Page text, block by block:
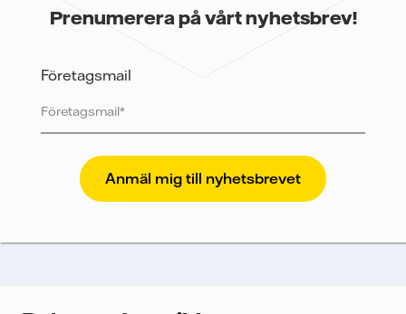
Prenumerera på vårt nyhetsbrev!
Företagsmail
Vattenfall skyddar och respekterar din integritet. För
att Vattenfalls storföretagsförsäljning ska kunna
skicka nyhetsbrevet till dig, behöver vi dina uppgifter.
analysera deras prestanda, inklusive